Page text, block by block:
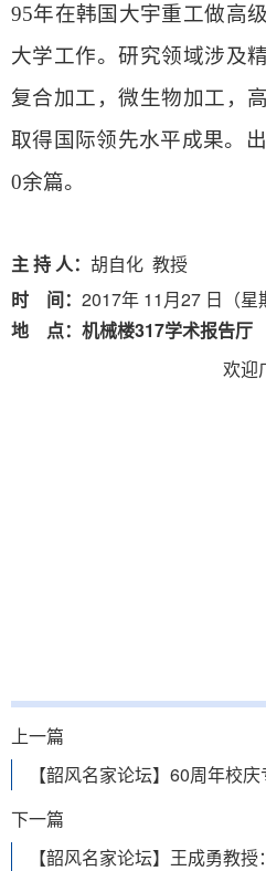
95年在韩国大宇重工做高级
大学工作。研究领域涉及
复合加工，微生物加工，
取得国际领先水平成果。
0余篇。
主 持 人： 胡自化 教授
时
间： 2017年 11 月 27 日（星
地 点：机械楼317学术报告厅
欢迎
上一篇
【韶风名家论坛】60周年校庆
下一篇
【韶风名家论坛】王成勇教